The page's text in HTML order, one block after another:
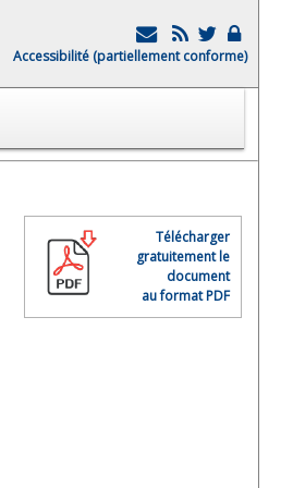
Accessibilité (partiellement conforme)
Télécharger
gratuitement le
document
au format PDF